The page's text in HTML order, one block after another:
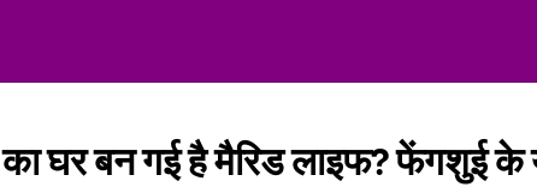
घर बन गई है मैरिड लाइफ? फेंगशुई के ये